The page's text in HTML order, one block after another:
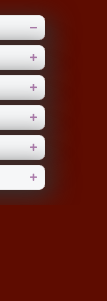
Replier
Déplier
Déplier
Déplier
Déplier
Déplier